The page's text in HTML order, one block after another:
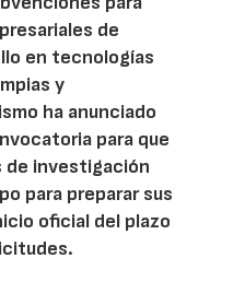
de
en tecnologías
y
ha anunciado
para que
de investigación
para preparar sus
oficial del plazo